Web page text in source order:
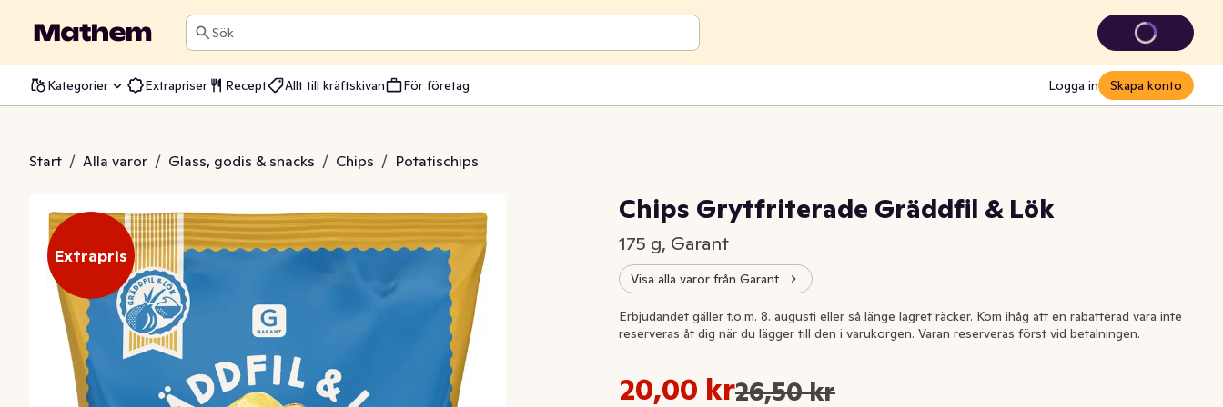
Sök
Kategorier Extrapriser Recept Allt till kräftskivan För företag Logga in Skapa konto
Start / Alla varor / Glass, godis & snacks / Chips / Potatischips
Gräddfil & Lök
Extrapris
Chips Grytfriterade Gräddfil & Lök
175 g, Garant
Visa alla varor från Garant
20,00 kr26,50 kr
Styckpris: 114,29 kr /kg
Erbjudandet gäller t.o.m. 8. augusti eller så länge lagret räcker. Kom ihåg att en rabatterad vara inte
reserveras åt dig när du lägger till den i varukorgen. Varan reserveras först vid betalningen.